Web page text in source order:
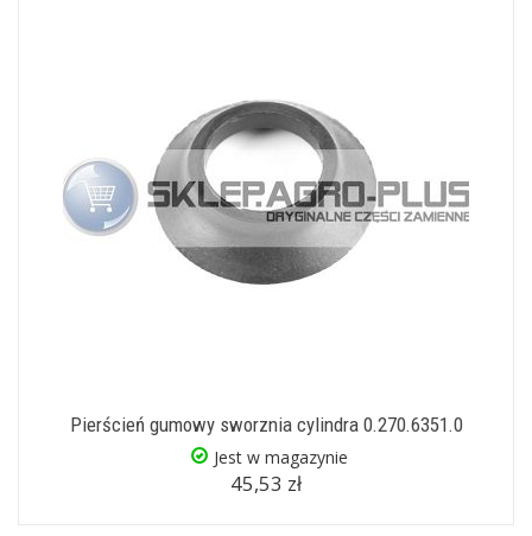
Pierścień gumowy sworznia cylindra 0.270.6351.0
Jest w magazynie
45,53 zł